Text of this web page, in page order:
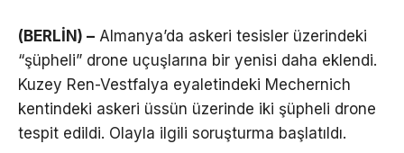
(BERLİN) – Almanya’da askeri tesisler üzerindeki
“şüpheli” drone uçuşlarına bir yenisi daha eklendi.
Kuzey Ren-Vestfalya eyaletindeki Mechernich
kentindeki askeri üssün üzerinde iki şüpheli drone
tespit edildi. Olayla ilgili soruşturma başlatıldı.